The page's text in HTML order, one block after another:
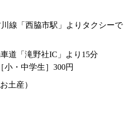
川線「西脇市駅」よりタクシーで
車道「滝野社IC」より15分
小・中学生］300円
土産）